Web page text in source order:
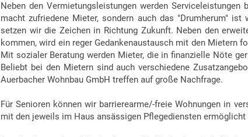
Neben den Vermietungsleistungen werden
macht zufriedene Mieter, sondern auch das "Drumherum"
setzen wir die Zeichen in Richtung Zukunft. Neben den
kommen, wird ein reger Gedankenaustausch mit den Mietern
Mit sozialer Beratung werden Mieter, die in finanzielle Nöte
Beliebt bei den Mietern sind auch verschiedene
Auerbacher Wohnbau GmbH treffen auf große Nachfrage.
Für Senioren können wir barrierearme/-freie Wohnungen in
mit den jeweils im Haus ansässigen Pflegediensten